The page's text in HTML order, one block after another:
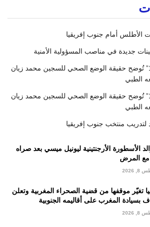
الأطلس أمام جنوب إفريقيا
جديدة في مناصب المسؤولية الأمنية
إدارة سجن “العرجات 1” تُوضح حقيقة الوضع الصحي للسجين محمد زيان
الطبي
إدارة سجن “العرجات 1” تُوضح حقيقة الوضع الصحي للسجين محمد زيان
الطبي
منتخب جنوب إفريقيا
الأسطورة الأرجنتينية ليونيل ميسي بعد صراه
المرض
2026
تغيّر موقفها من قضية الصحراء المغربية وتعلن
بسيادة المغرب على أقاليمه الجنوبية
2026